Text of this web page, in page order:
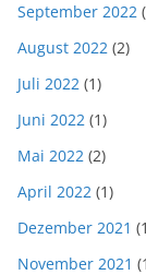
September 2022
August 2022 (2)
Juli 2022 (1)
Juni 2022 (1)
Mai 2022 (2)
April 2022 (1)
Dezember 2021
November 2021